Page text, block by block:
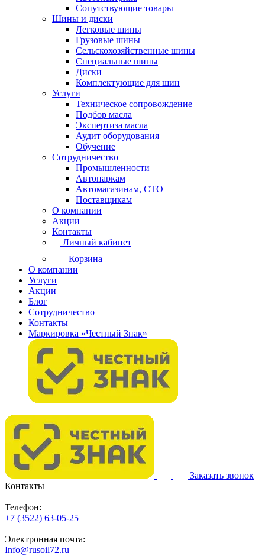
Сопутствующие товары
Шины и диски
Легковые шины
Грузовые шины
Сельскохозяйственные шины
Специальные шины
Диски
Комплектующие для шин
Услуги
Техническое сопровождение
Подбор масла
Экспертиза масла
Аудит оборудования
Обучение
Сотрудничество
Промышленности
Автопаркам
Автомагазинам, СТО
Поставщикам
О компании
Акции
Контакты
Личный кабинет
Корзина
О компании
Услуги
Акции
Блог
Сотрудничество
Контакты
Маркировка «Честный Знак»
Заказать звонок
Контакты
Телефон:
+7 (3522) 63-05-25
Электронная почта:
Info@rusoil72.ru